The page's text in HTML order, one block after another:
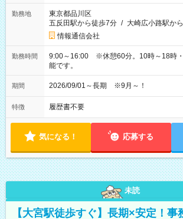
勤務地
東京都品川区
五反田駅から徒歩7分 / 大崎広小路駅か
情報通信会社
勤務時間
9:00～16:00 ※休憩60分。10時～18時
能です。
期間 2026/09/01～長期 ※9月～！
特徴 履歴書不要
気になる！ 応募する
未読
【大宮駅徒歩すぐ】長期×安定！事